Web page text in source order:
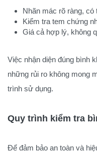
Nhãn mác rõ ràng, có
Kiểm tra tem chứng
Giá cả hợp lý, không
Việc nhận diện đúng bình
những rủi ro không mong
trình sử dụng.
Quy trình kiểm tra
Để đảm bảo an toàn và